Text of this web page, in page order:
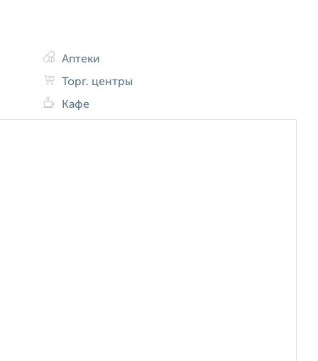
Аптеки
Торг. центры
Кафе